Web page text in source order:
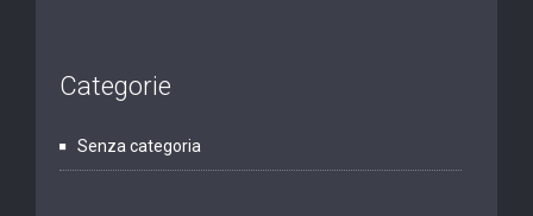
Categorie
Senza categoria